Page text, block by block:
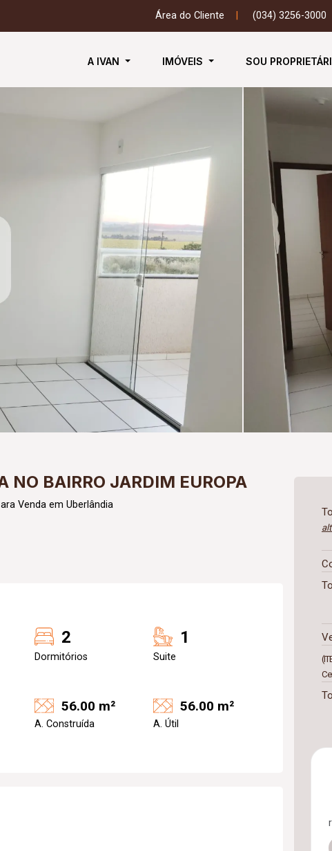
Área do Cliente (034) 3256-3000
A IVAN IMÓVEIS SOU
NO BAIRRO JARDIM EUROPA
Venda em Uberlândia
2
Dormitórios
1
Suite
56.00 m²
A. Construída
56.00 m²
A. Útil